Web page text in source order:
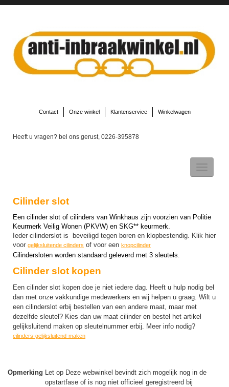
Contact Onze winkel Klantenservice Winkelwagen
Heeft u vragen? bel ons gerust, 0226-395878
Toggle
▼
Cilinder slot
Een cilinder slot of cilinders van Winkhaus zijn voorzien van Politie
Keurmerk Veilig Wonen (PKVW) en SKG** keurmerk.
Ieder cilinderslot is beveiligd tegen boren en klopbestendig. Klik hier
voor gelijksluitende cilinders of voor een knopcilinder
Cilindersloten worden standaard geleverd met 3 sleutels.
Cilinder slot kopen
Een cilinder slot kopen doe je niet iedere dag. Heeft u hulp nodig bel
dan met onze vakkundige medewerkers en wij helpen u graag. Wilt u
een cilinderslot erbij bestellen van een andere maat, maar met
dezelfde sleutel? Kies dan uw maat cilinder en bestel het artikel
gelijksluitend maken op sleutelnummer erbij. Meer info nodig?
cilinders-gelijksluitend-maken
Opmerking Let op Deze webwinkel bevindt zich mogelijk nog in de
opstartfase of is nog niet officieel geregistreerd bij